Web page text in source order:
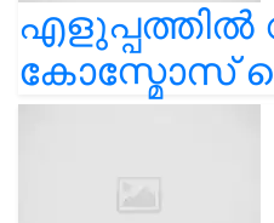
എളുപ്പത്തിൽ
കോസ്മോസ്